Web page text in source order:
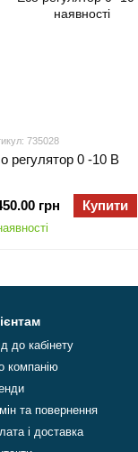
735028
регулятор 0 -10 В
грн Купити
до кабінету
компанію
та повернення
і доставка